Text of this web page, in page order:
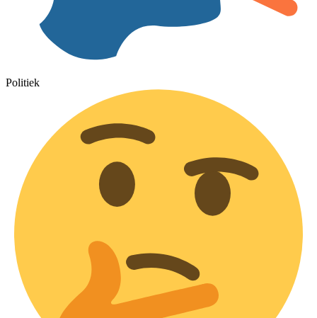
Politiek